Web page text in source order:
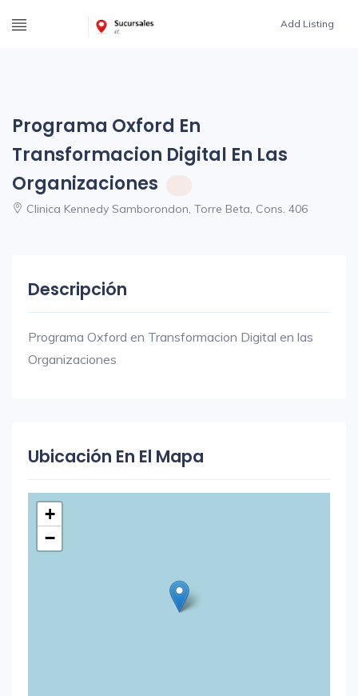
Add Listing
Programa Oxford En
Transformacion Digital En Las
Organizaciones
Clinica Kennedy Samborondon, Torre Beta, Cons. 406
Descripción
Programa Oxford en Transformacion Digital en las
Organizaciones
Ubicación En El Mapa
+
−